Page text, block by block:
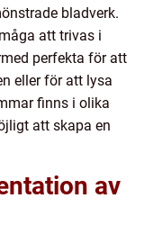
bladverk.
att trivas i
perfekta för att
eller för att lysa
finns i olika
att skapa en
av